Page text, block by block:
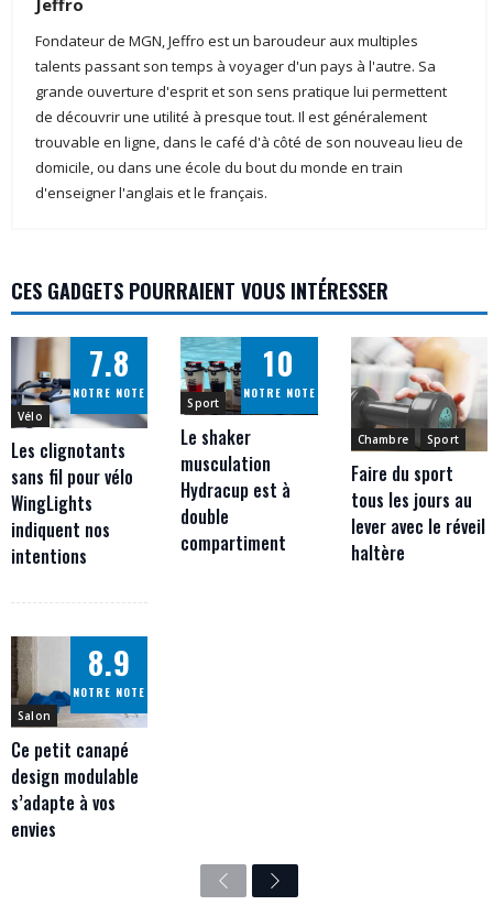
Fondateur de MGN, Jeffro est un baroudeur aux multiples
talents passant son temps à voyager d'un pays à l'autre. Sa
grande ouverture d'esprit et son sens pratique lui permettent
de découvrir une utilité à presque tout. Il est généralement
trouvable en ligne, dans le café d'à côté de son nouveau lieu de
domicile, ou dans une école du bout du monde en train
d'enseigner l'anglais et le français.
CES GADGETS POURRAIENT VOUS INTÉRESSER
7.8
NOTRE NOTE
Vélo
Les clignotants
sans fil pour vélo
WingLights
indiquent nos
intentions
10
NOTRE NOTE
Sport
Le shaker
musculation
Hydracup est à
double
compartiment
Chambre Sport
Faire du sport
tous les jours au
lever avec le réveil
haltère
8.9
NOTRE NOTE
Salon
Ce petit canapé
design modulable
s’adapte à vos
envies
PreviousNext